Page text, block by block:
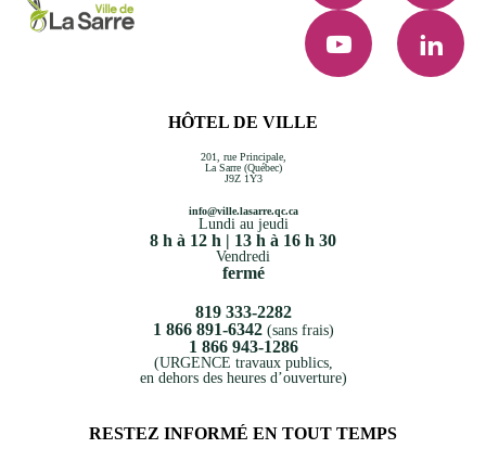
HÔTEL DE VILLE
201, rue Principale,
La Sarre (Québec)
J9Z 1Y3
info@ville.lasarre.qc.ca
Lundi au jeudi
8 h à 12 h | 13 h à 16 h 30
Vendredi
fermé
819 333-2282
1 866 891-6342(sans frais)
1 866 943-1286
(URGENCE travaux publics,
en dehors des heures d’ouverture)
RESTEZ INFORMÉ EN TOUT TEMPS
YouTube